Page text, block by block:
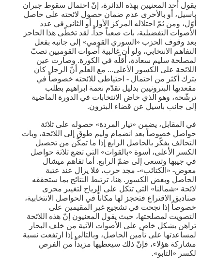
يقول أحد المعنيين بهذه الدائرة، إنّ احتمال سقوط جبران
باسيل، أو بالأحرى عدم ضمان حصول لائحته على حاصل
أوّل، ومن ثمّ احتلاله المركز الأول أو الثاني في عدد
الأصوات التفضيلية، بات صعباً جداً. لقد تخطّى هذا الحاجز
بعد وقوف الحزب «السوري القومي» إلى جانبه بفعل
التفاهم الانتخابي، ولو أن غالبية أصوات القوميين تصبّ
لمصلحة سليم سعادة، أقلّه في الكورة. وصارت عين
اللائحة على الكسور الأعلى... مع العلم أنّ الرجل كان
يترك أكثر من احتمال - احتياطي للائحته خصوصاً في
مقعديها البترونيين بدليل تقدّم نعمة ابراهيم بطلب
ترشّحه، وهو الذي خاض الانتخابات في الدورة الماضية
إلى جانب باسيل عن قضاء البترون.
في المقابل، يضمن «تيار المردة» حصوله على ثلاثة
حواصل خصوصاً بعد انضمام وليم طوق إلى اللائحة، وبات
التحالف يفكّر بالحاصل الرابع إذا ما تمكّن من تحصيل
الكسر الأعلى، أسوة «بالقوات» التي تضع ثلاثة حواصل
في جيبها وتسعى إلى ضمّ الرابع. أما تفاهم ميشال
معوض- «الكتائب»- مجد حرب، فلا يزال عند عتبة
الحاصل وبعض الكسور. هنا، ترتبط النتائج بما ستحققه
لائحة «شمالنا» التي تتكل على الرياح لتغيير مجرى
صناديق الاقتراع فتحجز لها مكاناً في الحواصل الانتخابية،
خصوصاً إذا نجحت في تشجيع غير المقيمين على
التصويت لمصلحتها، حيث يقول المعنيون إنّ هذه اللائحة
تراهن بشكل خاص على الأصوات الآتية من خلف البحار
لمساعدتها على تأمين الحاصل، وبالتالي إذا ارتفعت نسبة
مشاركة هؤلاء، فإنّ ذلك سيعطيها مزيداً من الفرص
لكسر «التابو».